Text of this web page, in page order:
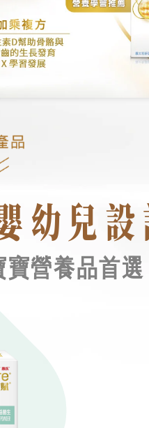
幼兒
寶營養品首選